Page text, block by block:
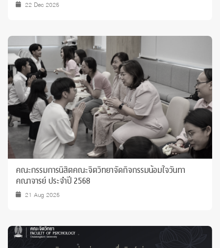
22 Dec 2025
คณะกรรมการนิสิตคณะจิตวิทยาจัดกิจกรรมน้อมใจวันทา
คณาจารย์ ประจำปี 2568
21 Aug 2025